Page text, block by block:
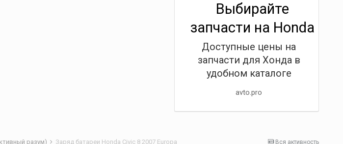
Выбирайте
запчасти на Honda
Доступные цены на
запчасти для Хонда в
удобном каталоге
avto.pro
Вся активность
разум) Заряд батареи Honda Civic 8 2007 Europa